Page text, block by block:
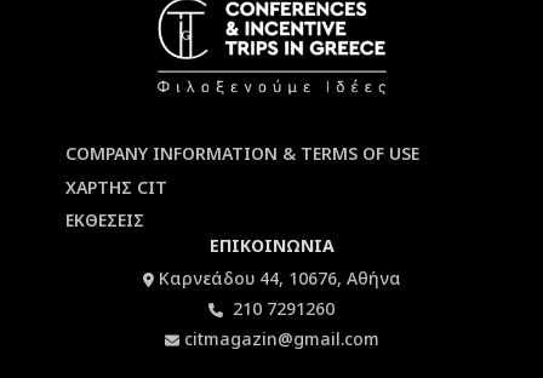
COMPANY INFORMATION & TERMS OF USE
ΧΑΡΤΗΣ CIT
ΕΚΘΕΣΕΙΣ
ΕΠΙΚΟΙΝΩΝΙΑ
Καρνεάδου 44, 10676, Αθήνα
210 7291260
citmagazin@gmail.com